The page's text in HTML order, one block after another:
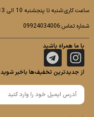
ساعت کاری:شنبه تا پنجشنبه 10 الی 13 و 17 الی 20
شماره تماس:09924034006
با ما همراه باشید
از جدیدترین تخفیف‌ها باخبر شوید